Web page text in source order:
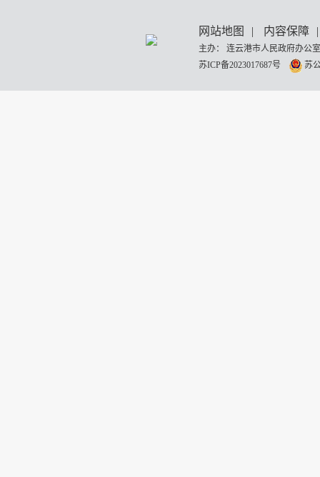
网站地图 | 内容保障 |
主办： 连云港市人民政府办
苏ICP备2023017687号
苏